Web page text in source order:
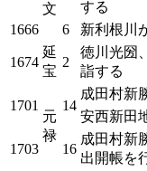
文
する
1666
6 新利根川
1674
延
宝
2
徳川光圀
詣する
1701
元
禄
14
成田村新
安西新田
1703 16
成田村新
出開帳を